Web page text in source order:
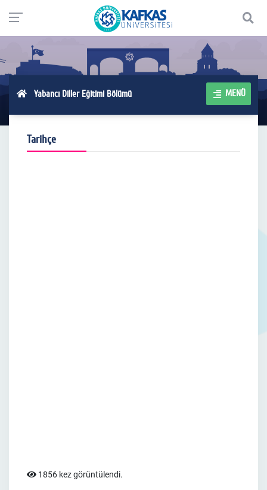
Yabancı Diller Eğitimi Bölümü MENÜ
Tarihçe
1856 kez görüntülendi.